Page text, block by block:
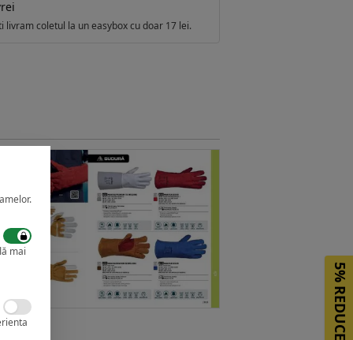
livram coletul la un easybox cu doar 17 lei.
5%
REDUCERE
mai